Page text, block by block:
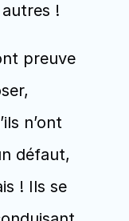
!
preuve
n’ont
défaut,
! Ils se